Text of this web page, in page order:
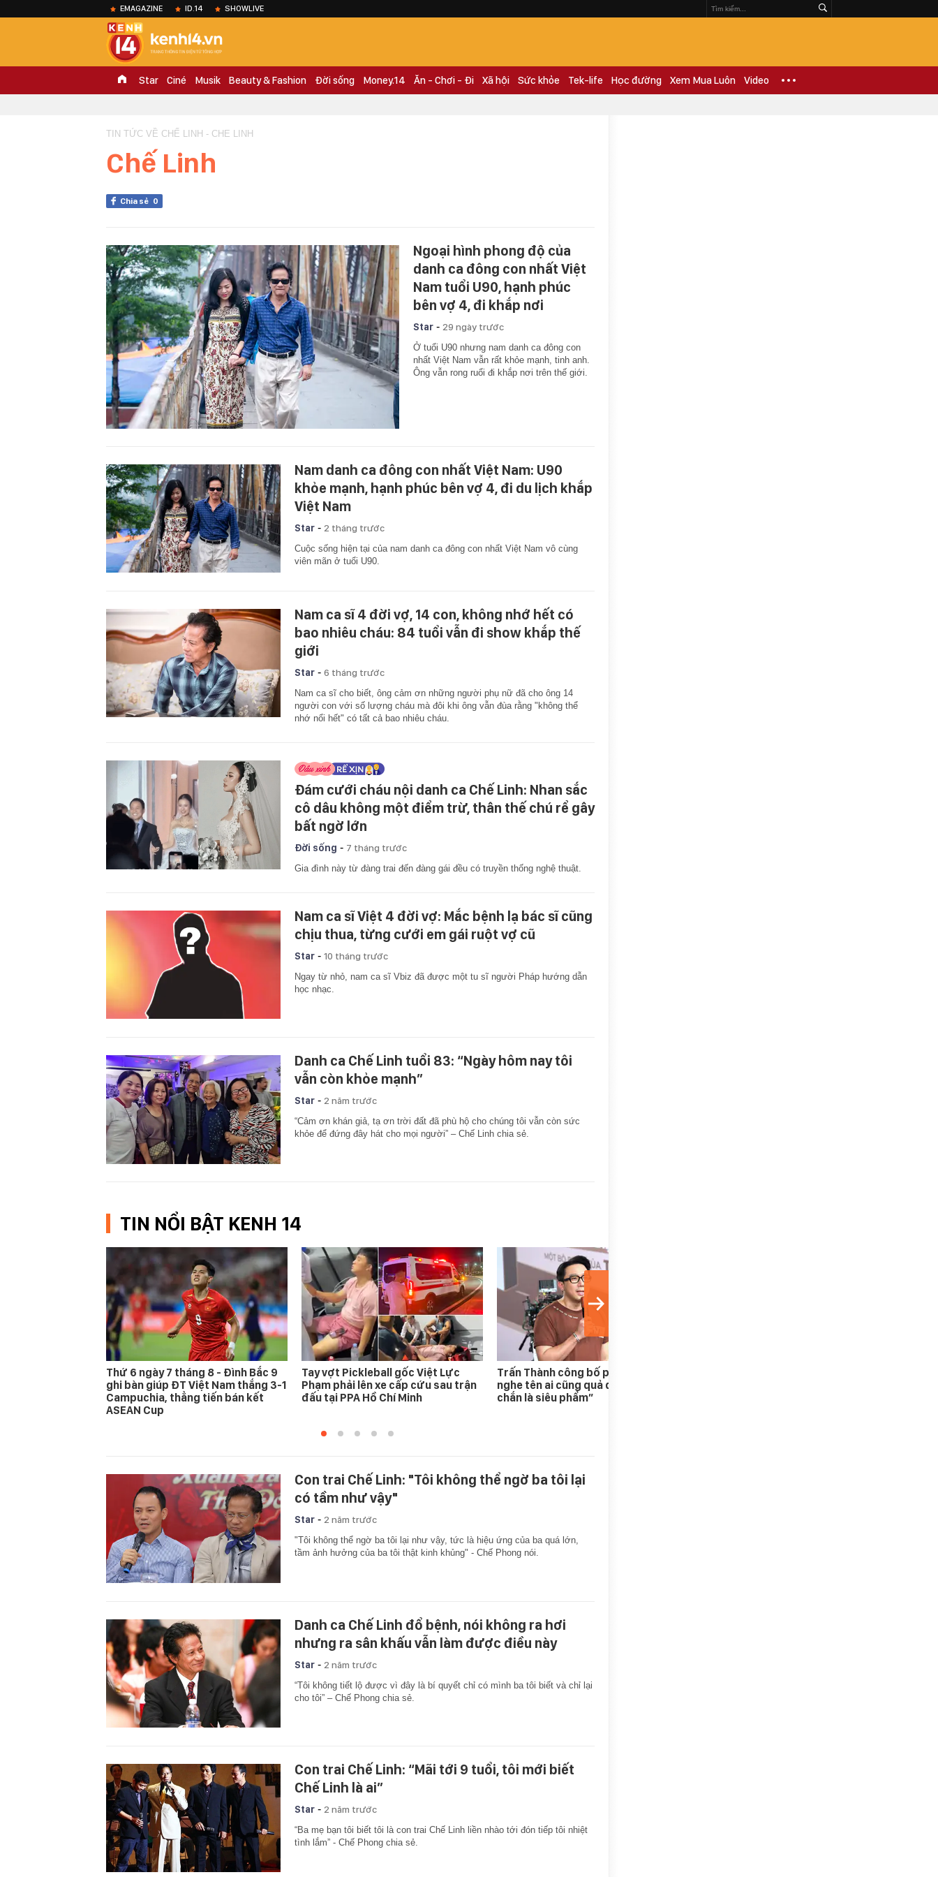
EMAGAZINE ID.14 SHOWLIVE
Star Ciné Musik Beauty & Fashion Đời sống Money.14 Ăn - Chơi - Đi Xã hội Sức khỏe Tek-life Học đường Xem Mua Luôn Video
TIN TỨC VỀ CHẾ LINH - CHE LINH
Chế Linh
Chia sẻ 0
Ngoại hình phong độ của
danh ca đông con nhất Việt
Nam tuổi U90, hạnh phúc
bên vợ 4, đi khắp nơi
Star - 29 ngày trước
Ở tuổi U90 nhưng nam danh ca đông con
nhất Việt Nam vẫn rất khỏe mạnh, tinh anh.
Ông vẫn rong ruổi đi khắp nơi trên thế giới.
Nam danh ca đông con nhất Việt Nam: U90
khỏe mạnh, hạnh phúc bên vợ 4, đi du lịch khắp
Việt Nam
Star - 2 tháng trước
Cuộc sống hiện tại của nam danh ca đông con nhất Việt Nam vô cùng
viên mãn ở tuổi U90.
Nam ca sĩ 4 đời vợ, 14 con, không nhớ hết có
bao nhiêu cháu: 84 tuổi vẫn đi show khắp thế
giới
Star - 6 tháng trước
Nam ca sĩ cho biết, ông cảm ơn những người phụ nữ đã cho ông 14
người con với số lượng cháu mà đôi khi ông vẫn đùa rằng "không thể
nhớ nổi hết" có tất cả bao nhiêu cháu.
Đám cưới cháu nội danh ca Chế Linh: Nhan sắc
cô dâu không một điểm trừ, thân thế chú rể gây
bất ngờ lớn
Đời sống - 7 tháng trước
Gia đình này từ đàng trai đến đàng gái đều có truyền thống nghệ thuật.
Nam ca sĩ Việt 4 đời vợ: Mắc bệnh lạ bác sĩ cũng
chịu thua, từng cưới em gái ruột vợ cũ
Star - 10 tháng trước
Ngay từ nhỏ, nam ca sĩ Vbiz đã được một tu sĩ người Pháp hướng dẫn
học nhạc.
Danh ca Chế Linh tuổi 83: “Ngày hôm nay tôi
vẫn còn khỏe mạnh”
Star - 2 năm trước
“Cảm ơn khán giả, tạ ơn trời đất đã phù hộ cho chúng tôi vẫn còn sức
khỏe để đứng đây hát cho mọi người” – Chế Linh chia sẻ.
TIN NỔI BẬT KENH 14
Thứ 6 ngày 7 tháng 8 - Đình Bắc 9
ghi bàn giúp ĐT Việt Nam thắng 3-1
Campuchia, thẳng tiến bán kết
ASEAN Cup
Tay vợt Pickleball gốc Việt Lực
Phạm phải lên xe cấp cứu sau trận
đấu tại PPA Hồ Chí Minh
Trấn Thành công bố phim Tết 2027,
nghe tên ai cũng quả quyết “chắc
chắn là siêu phẩm”
Con trai Chế Linh: "Tôi không thể ngờ ba tôi lại
có tầm như vậy"
Star - 2 năm trước
"Tôi không thể ngờ ba tôi lại như vậy, tức là hiệu ứng của ba quá lớn,
tầm ảnh hưởng của ba tôi thật kinh khủng" - Chế Phong nói.
Danh ca Chế Linh đổ bệnh, nói không ra hơi
nhưng ra sân khấu vẫn làm được điều này
Star - 2 năm trước
“Tôi không tiết lộ được vì đây là bí quyết chỉ có mình ba tôi biết và chỉ lại
cho tôi” – Chế Phong chia sẻ.
Con trai Chế Linh: “Mãi tới 9 tuổi, tôi mới biết
Chế Linh là ai”
Star - 2 năm trước
“Ba mẹ bạn tôi biết tôi là con trai Chế Linh liền nhào tới đón tiếp tôi nhiệt
tình lắm” - Chế Phong chia sẻ.